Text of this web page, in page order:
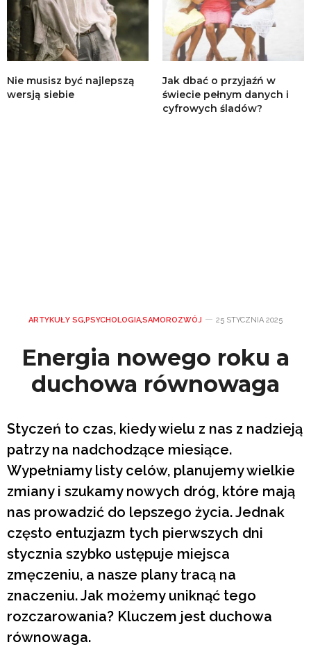
Nie musisz być najlepszą
wersją siebie
Jak dbać o przyjaźń w
świecie pełnym danych i
cyfrowych śladów?
ARTYKUŁY SG,PSYCHOLOGIA,SAMOROZWÓJ 25 STYCZNIA 2025
Energia nowego roku a
duchowa równowaga
Styczeń to czas, kiedy wielu z nas z nadzieją
patrzy na nadchodzące miesiące.
Wypełniamy listy celów, planujemy wielkie
zmiany i szukamy nowych dróg, które mają
nas prowadzić do lepszego życia. Jednak
często entuzjazm tych pierwszych dni
stycznia szybko ustępuje miejsca
zmęczeniu, a nasze plany tracą na
znaczeniu. Jak możemy uniknąć tego
rozczarowania? Kluczem jest duchowa
równowaga.